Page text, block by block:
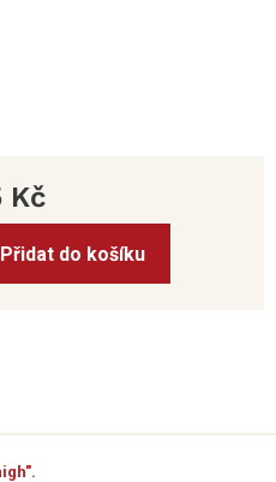
Kč
cena:
Přidat do košíku